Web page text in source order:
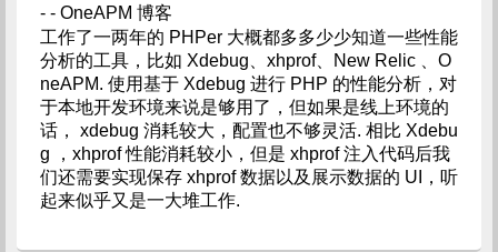
- - OneAPM 博客
工作了一两年的 PHPer 大概都多多少少知道一些性能
分析的工具，比如 Xdebug、xhprof、New Relic 、O
neAPM. 使用基于 Xdebug 进行 PHP 的性能分析，对
于本地开发环境来说是够用了，但如果是线上环境的
话， xdebug 消耗较大，配置也不够灵活. 相比 Xdebu
g ，xhprof 性能消耗较小，但是 xhprof 注入代码后我
们还需要实现保存 xhprof 数据以及展示数据的 UI，听
起来似乎又是一大堆工作.